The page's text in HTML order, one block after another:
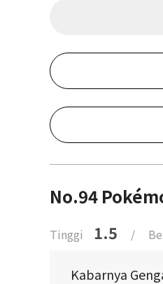
No.94
Tinggi 1.5 /
Kabarnya